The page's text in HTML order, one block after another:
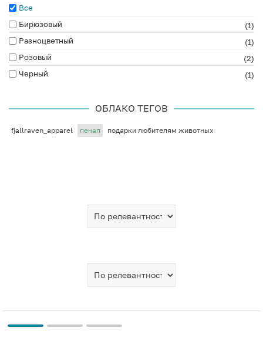
Все
Бирюзовый
(1)
Разноцветный
(1)
Розовый
(2)
Черный
(1)
ОБЛАКО ТЕГОВ
fjallraven_apparel пенал подарки любителям животных